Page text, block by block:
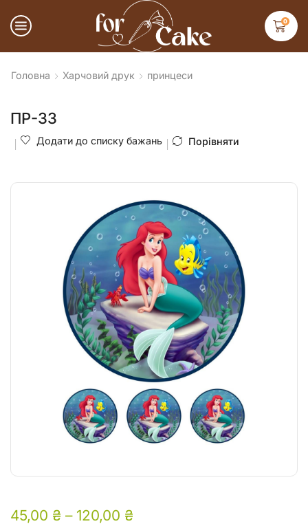
0
Головна Харчовий друк принцеси
ПР-33
Додати до списку бажань Порівняти
45,00 ₴ – 120,00 ₴